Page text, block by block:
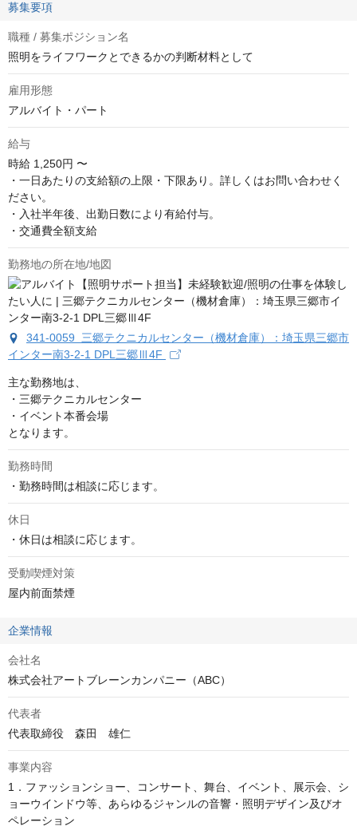
募集要項
職種 / 募集ポジション名
照明をライフワークとできるかの判断材料として
雇用形態
アルバイト・パート
給与
時給 1,250円 〜
・一日あたりの支給額の上限・下限あり。詳しくはお問い合わせく
ださい。
・入社半年後、出勤日数により有給付与。
・交通費全額支給
勤務地の所在地/地図
341-0059 三郷テクニカルセンター（機材倉庫）：埼玉県三郷市
インター南3-2-1 DPL三郷Ⅲ4F
主な勤務地は、
・三郷テクニカルセンター
・イベント本番会場
となります。
勤務時間
・勤務時間は相談に応じます。
休日
・休日は相談に応じます。
受動喫煙対策
屋内前面禁煙
企業情報
会社名
株式会社アートブレーンカンパニー（ABC）
代表者
代表取締役　森田　雄仁
事業内容
1．ファッションショー、コンサート、舞台、イベント、展示会、シ
ョーウインドウ等、あらゆるジャンルの音響・照明デザイン及びオ
ペレーション